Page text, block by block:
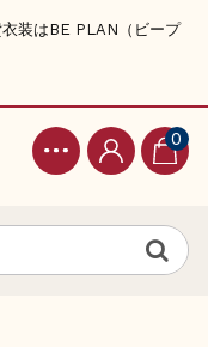
装はBE PLAN（ビープ
0